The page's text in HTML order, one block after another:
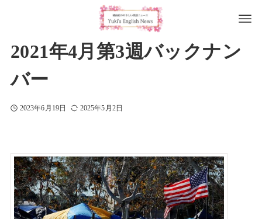
2021年4月第3週バックナン
バー
2023年6月19日 2025年5月2日